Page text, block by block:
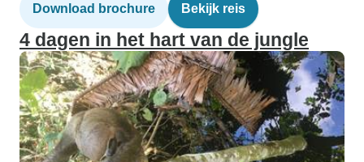
Download brochure Bekijk reis
4 dagen in het hart van de jungle